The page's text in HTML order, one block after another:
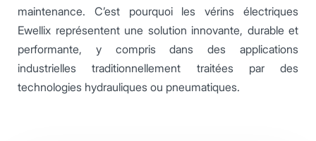
maintenance. C’est pourquoi les vérins électriques
Ewellix représentent une solution innovante, durable et
performante, y compris dans des applications
industrielles traditionnellement traitées par des
technologies hydrauliques ou pneumatiques.